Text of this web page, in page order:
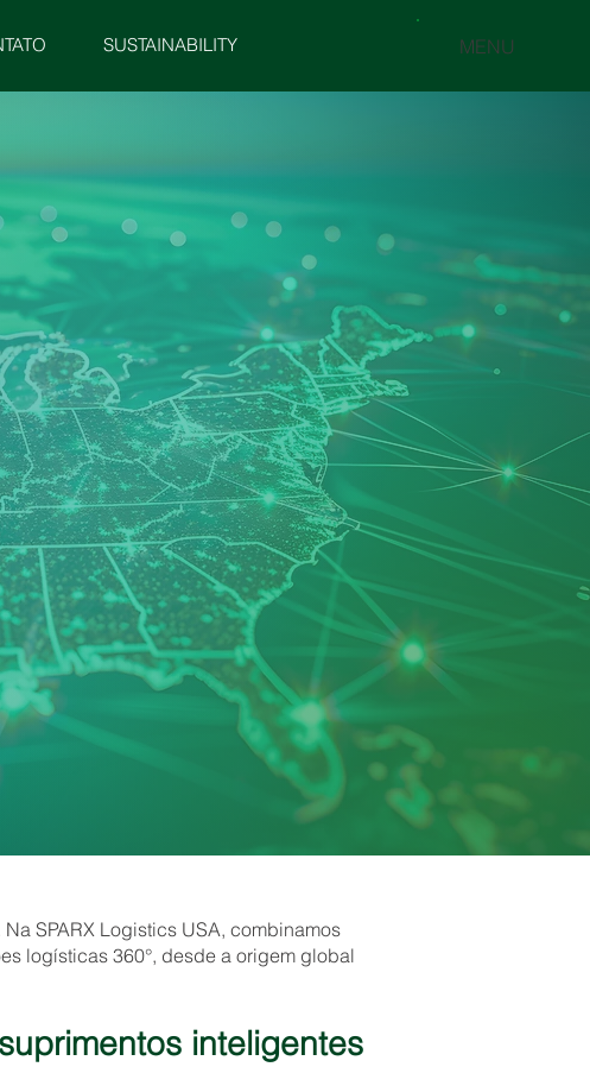
SUSTAINABILITY MENU
SPARX Logistics USA, combinamos
logísticas 360°, desde a origem global
inteligentes